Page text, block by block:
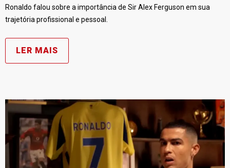
Ronaldo falou sobre a importância de Sir Alex Ferguson em sua
trajetória profissional e pessoal.
LER MAIS